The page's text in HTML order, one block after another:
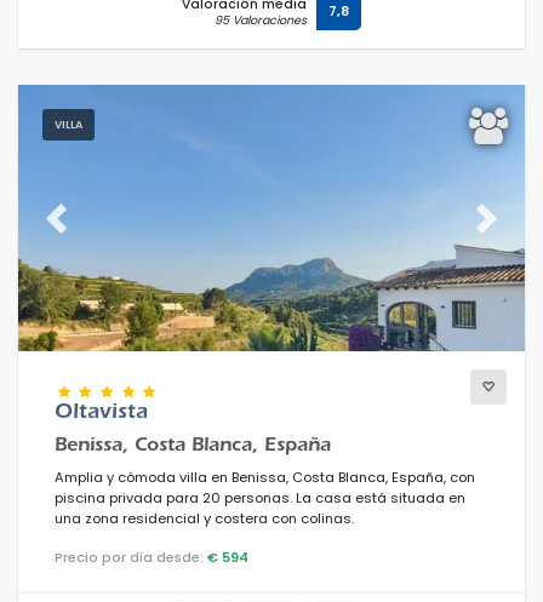
Valoración media
95 Valoraciones 7,8
VILLA
Previous Next
Oltavista
Benissa, Costa Blanca, España
Amplia y cómoda villa en Benissa, Costa Blanca, España, con
piscina privada para 20 personas. La casa está situada en
una zona residencial y costera con colinas.
Precio por día desde: € 594